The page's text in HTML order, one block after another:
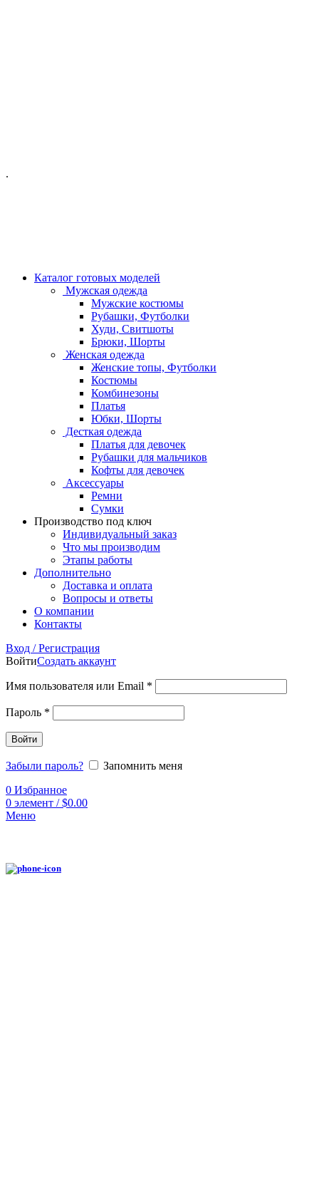
.
Каталог готовых моделей
Мужская одежда
Мужские костюмы
Рубашки, Футболки
Худи, Свитшоты
Брюки, Шорты
Женская одежда
Женские топы, Футболки
Костюмы
Комбинезоны
Платья
Юбки, Шорты
Десткая одежда
Платья для девочек
Рубашки для мальчиков
Кофты для девочек
Аксессуары
Ремни
Сумки
Производство под ключ
Индивидуальный заказ
Что мы производим
Этапы работы
Дополнительно
Доставка и оплата
Вопросы и ответы
О компании
Контакты
Вход / Регистрация
ВойтиСоздать аккаунт
Имя пользователя или Email *
Пароль *
Войти
Забыли пароль?
Запомнить меня
0 Избранное
0 элемент / $0.00
Меню